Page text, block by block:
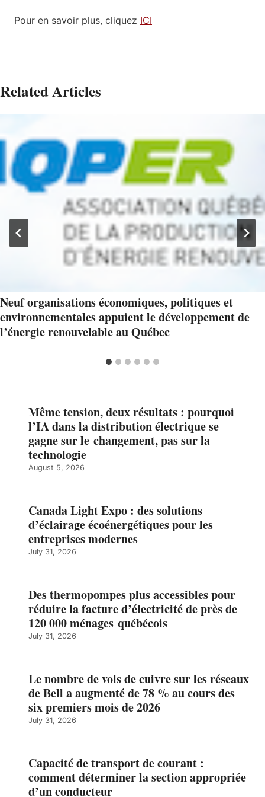
Pour en savoir plus, cliquez ICI
Related Articles
Neuf organisations économiques, politiques et
environnementales appuient le développement de
l’énergie renouvelable au Québec
Même tension, deux résultats : pourquoi
l’IA dans la distribution électrique se
gagne sur le changement, pas sur la
technologie
August 5, 2026
Canada Light Expo : des solutions
d’éclairage écoénergétiques pour les
entreprises modernes
July 31, 2026
Des thermopompes plus accessibles pour
réduire la facture d’électricité de près de
120 000 ménages québécois
July 31, 2026
Le nombre de vols de cuivre sur les réseaux
de Bell a augmenté de 78 % au cours des
six premiers mois de 2026
July 31, 2026
Capacité de transport de courant :
comment déterminer la section appropriée
d’un conducteur